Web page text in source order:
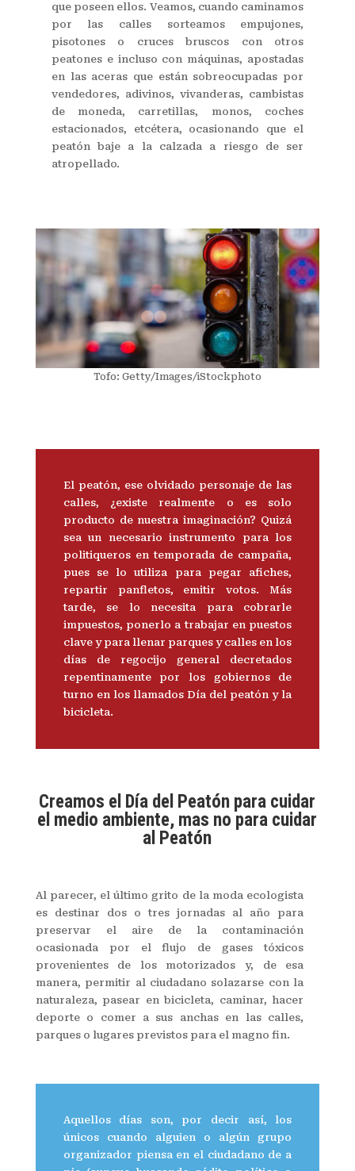
que poseen ellos. Veamos, cuando caminamos
por las calles sorteamos empujones,
pisotones o cruces bruscos con otros
peatones e incluso con máquinas, apostadas
en las aceras que están sobreocupadas por
vendedores, adivinos, vivanderas, cambistas
de moneda, carretillas, monos, coches
estacionados, etcétera, ocasionando que el
peatón baje a la calzada a riesgo de ser
atropellado.
Tofo: Getty/Images/iStockphoto
El peatón, ese olvidado personaje de las
calles, ¿existe realmente o es solo
producto de nuestra imaginación? Quizá
sea un necesario instrumento para los
politiqueros en temporada de campaña,
pues se lo utiliza para pegar afiches,
repartir panfletos, emitir votos. Más
tarde, se lo necesita para cobrarle
impuestos, ponerlo a trabajar en puestos
clave y para llenar parques y calles en los
días de regocijo general decretados
repentinamente por los gobiernos de
turno en los llamados Día del peatón y la
bicicleta.
Creamos el Día del Peatón para cuidar
el medio ambiente, mas no para cuidar
al Peatón
Al parecer, el último grito de la moda ecologista
es destinar dos o tres jornadas al año para
preservar el aire de la contaminación
ocasionada por el flujo de gases tóxicos
provenientes de los motorizados y, de esa
manera, permitir al ciudadano solazarse con la
naturaleza, pasear en bicicleta, caminar, hacer
deporte o comer a sus anchas en las calles,
parques o lugares previstos para el magno fin.
Aquellos días son, por decir así, los
únicos cuando alguien o algún grupo
organizador piensa en el ciudadano de a